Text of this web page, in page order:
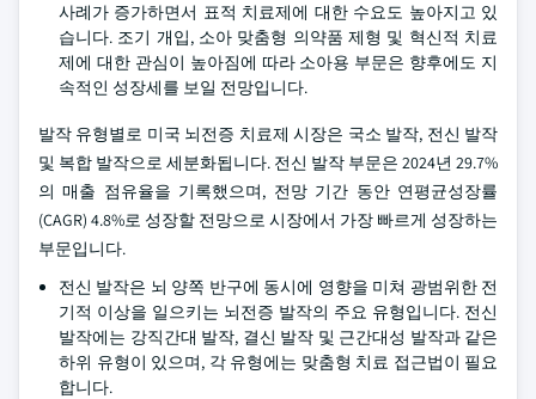
사례가 증가하면서 표적 치료제에 대한 수요도 높아지고 있
습니다. 조기 개입, 소아 맞춤형 의약품 제형 및 혁신적 치료
제에 대한 관심이 높아짐에 따라 소아용 부문은 향후에도 지
속적인 성장세를 보일 전망입니다.
발작 유형별로 미국 뇌전증 치료제 시장은 국소 발작, 전신 발작
및 복합 발작으로 세분화됩니다. 전신 발작 부문은 2024년 29.7%
의 매출 점유율을 기록했으며, 전망 기간 동안 연평균성장률
(CAGR) 4.8%로 성장할 전망으로 시장에서 가장 빠르게 성장하는
부문입니다.
전신 발작은 뇌 양쪽 반구에 동시에 영향을 미쳐 광범위한 전
기적 이상을 일으키는 뇌전증 발작의 주요 유형입니다. 전신
발작에는 강직간대 발작, 결신 발작 및 근간대성 발작과 같은
하위 유형이 있으며, 각 유형에는 맞춤형 치료 접근법이 필요
합니다.